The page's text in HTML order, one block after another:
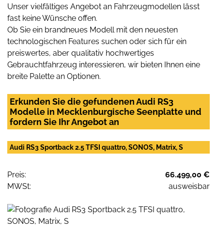
Unser vielfältiges Angebot an Fahrzeugmodellen lässt
fast keine Wünsche offen.
Ob Sie ein brandneues Modell mit den neuesten
technologischen Features suchen oder sich für ein
preiswertes, aber qualitativ hochwertiges
Gebrauchtfahrzeug interessieren, wir bieten Ihnen eine
breite Palette an Optionen.
Erkunden Sie die gefundenen Audi RS3
Modelle in Mecklenburgische Seenplatte und
fordern Sie Ihr Angebot an
Audi RS3 Sportback 2.5 TFSI quattro, SONOS, Matrix, S
Preis:
66.499,00 €
MWSt:
ausweisbar